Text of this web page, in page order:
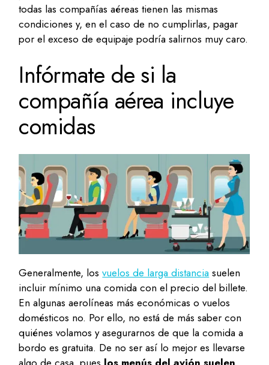
todas las compañías aéreas tienen las mismas
condiciones y, en el caso de no cumplirlas, pagar
por el exceso de equipaje podría salirnos muy caro.
Infórmate de si la
compañía aérea incluye
comidas
Generalmente, losvuelos de larga distancia suelen
incluir mínimo una comida con el precio del billete.
En algunas aerolíneas más económicas o vuelos
domésticos no. Por ello, no está de más saber con
quiénes volamos y asegurarnos de que la comida a
bordo es gratuita. De no ser así lo mejor es llevarse